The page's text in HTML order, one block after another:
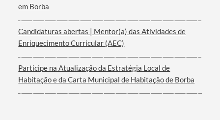
em Borba
Candidaturas abertas | Mentor(a) das Atividades de
Enriquecimento Curricular (AEC)
Participe na Atualização da Estratégia Local de
Habitação e da Carta Municipal de Habitação de Borba